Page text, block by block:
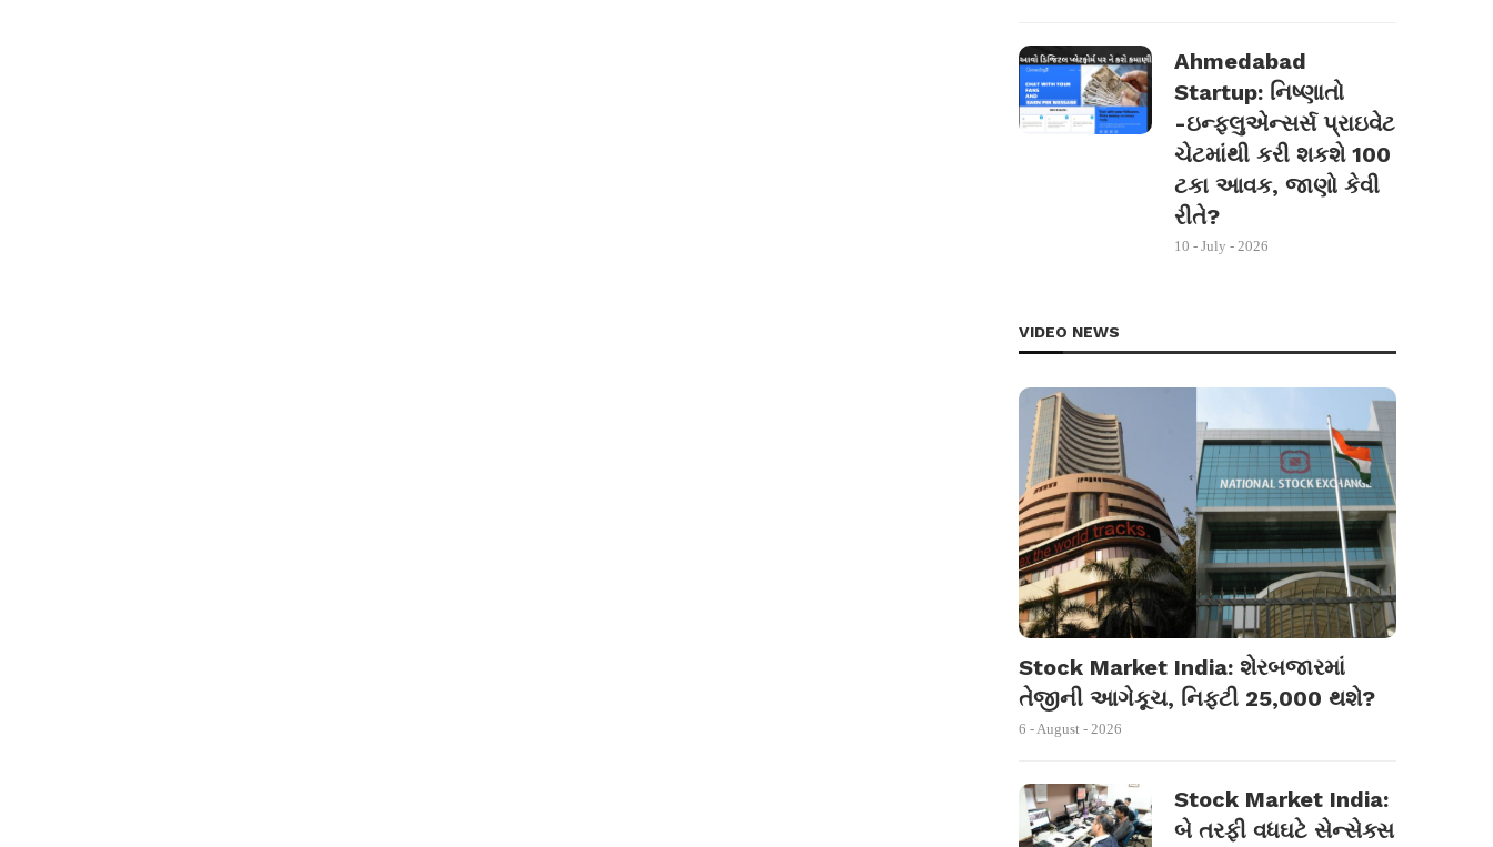
Ahmedabad
Startup: નિષ્ણાતો
-ઇન્ફ્લુએન્સર્સ પ્રાઇવેટ
ચેટમાંથી કરી શકશે 100
ટકા આવક, જાણો કેવી
રીતે?
10 - July - 2026
VIDEO NEWS
Stock Market India: શેરબજારમાં
તેજીની આગેકૂચ, નિફ્ટી 25,000 થશે?
6 - August - 2026
Stock Market India:
બે તરફી વધઘટે સેન્સેક્સ